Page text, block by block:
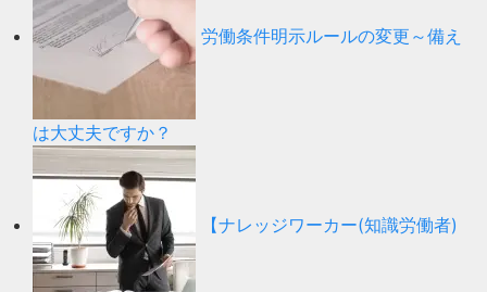
労働条件明示ルールの変更～備え
は大丈夫ですか？
【ナレッジワーカー(知識労働者)